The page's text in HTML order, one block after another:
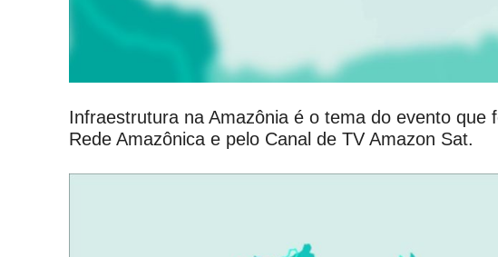
Infraestrutura na Amazônia é o tema do evento que
Rede Amazônica e pelo Canal de TV Amazon Sat.